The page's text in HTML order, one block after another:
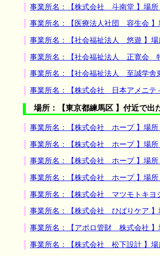
事業所名：【株式会社 斗南堂 】場所
事業所名：【医療法人社団 容生会 】
事業所名：【社会福祉法人 悠遊 】場
事業所名：【社会福祉法人 正寛会
事業所名：【社会福祉法人 至誠学舎
事業所名：【株式会社 日本アメニテ
場所：【東京都練馬区 】付近で出
事業所名：【株式会社 ホープ 】場
事業所名：【株式会社 ホープ 】場
事業所名：【株式会社 ホープ 】場所
事業所名：【株式会社 ホープ 】場所
事業所名：【株式会社 マツモトキヨ
事業所名：【株式会社 ひばりケア 】
事業所名：【アポロ管財 株式会社 】
事業所名：【株式会社 松下設計 】場